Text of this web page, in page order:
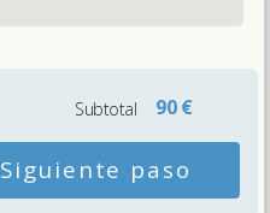
Subtotal 90 €
Siguiente paso